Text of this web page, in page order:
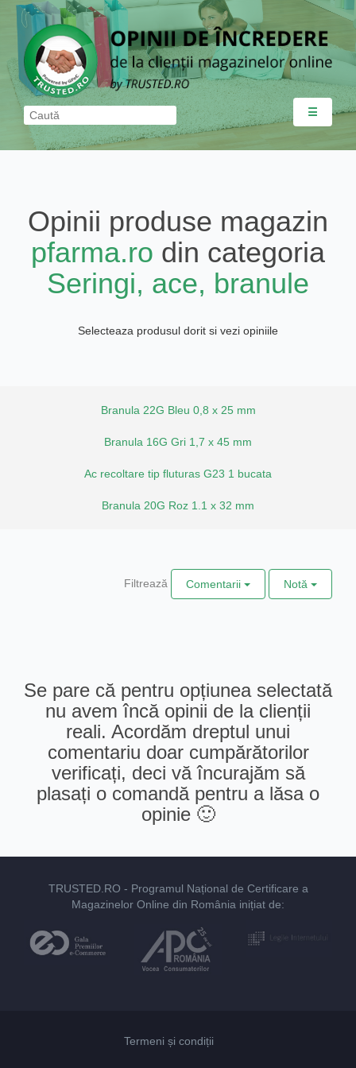
☰
Opinii produse magazin
pfarma.ro din categoria
Seringi, ace, branule
Selecteaza produsul dorit si vezi opiniile
Branula 22G Bleu 0,8 x 25 mm
Branula 16G Gri 1,7 x 45 mm
Ac recoltare tip fluturas G23 1 bucata
Branula 20G Roz 1.1 x 32 mm
Filtrează Comentarii Notă
Se pare că pentru opțiunea selectată
nu avem încă opinii de la clienții
reali. Acordăm dreptul unui
comentariu doar cumpărătorilor
verificați, deci vă încurajăm să
plasați o comandă pentru a lăsa o
opinie 🙂
TRUSTED.RO - Programul Național de Certificare a
Magazinelor Online din România inițiat de:
Termeni și condiții